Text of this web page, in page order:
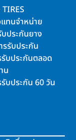
ทนจำหน่าย
ประกันยาง
รับประกัน
บประกันตลอด
น
บประกัน 60 วัน